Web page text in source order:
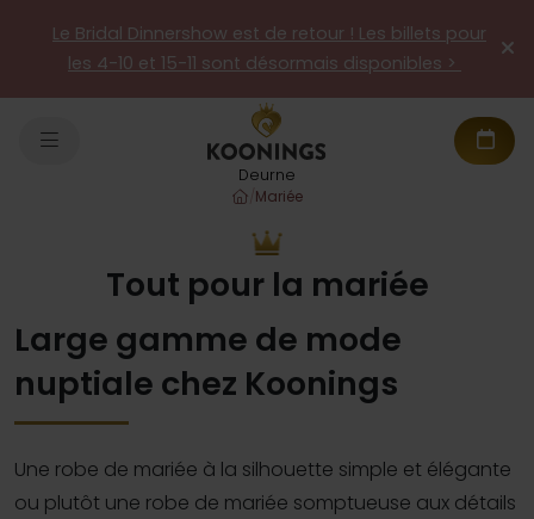
Le Bridal Dinnershow est de retour ! Les billets pour
les 4-10 et 15-11 sont désormais disponibles >
Deurne
Mariée
Tout pour la mariée
Large gamme de mode
nuptiale chez Koonings
Une robe de mariée à la silhouette simple et élégante
ou plutôt une robe de mariée somptueuse aux détails